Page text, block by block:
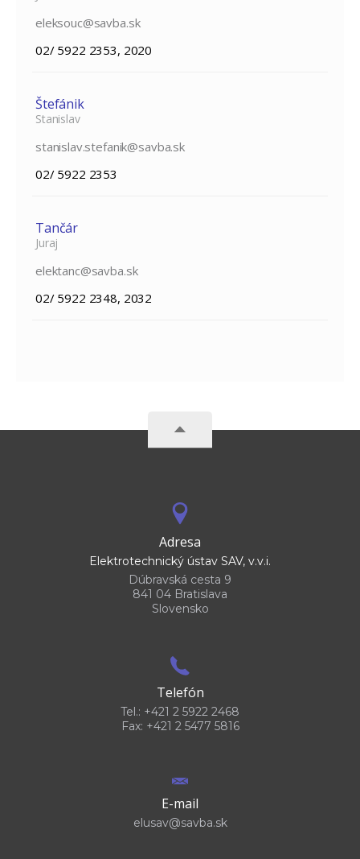
eleksouc@savba.sk
02/ 5922 2353, 2020
Štefánik
Stanislav
stanislav.stefanik@savba.sk
02/ 5922 2353
Tančár
Juraj
elektanc@savba.sk
02/ 5922 2348, 2032
Adresa
Elektrotechnický ústav SAV, v.v.i.
Dúbravská cesta 9
841 04 Bratislava
Slovensko
Telefón
Tel.: +421 2 5922 2468
Fax: +421 2 5477 5816
E-mail
elusav@savba.sk